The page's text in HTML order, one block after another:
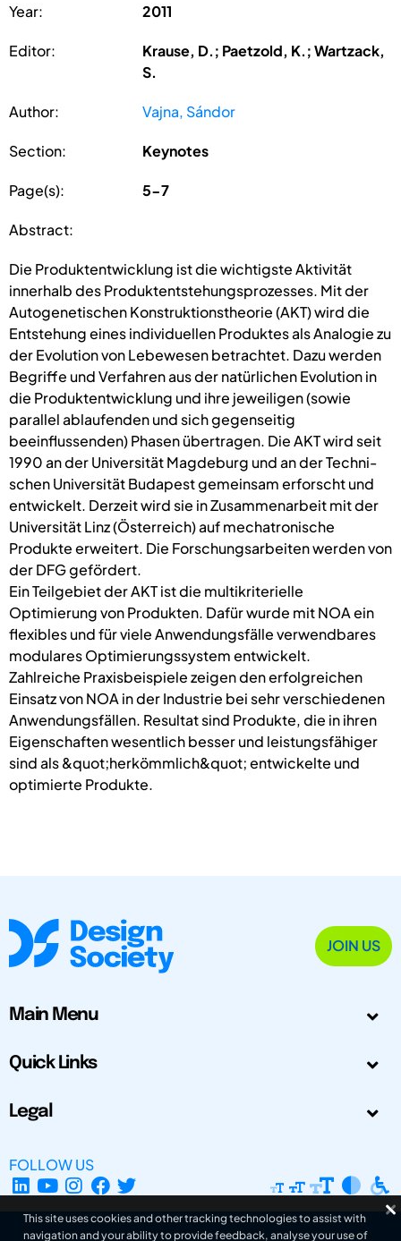
Year: 2011
Editor:
Krause, D.; Paetzold, K.; Wartzack,
S.
Author: Vajna, Sándor
Section: Keynotes
Page(s): 5-7
Abstract:
Die Produktentwicklung ist die wichtigste Aktivität
innerhalb des Produktentstehungsprozesses. Mit der
Autogenetischen Konstruktionstheorie (AKT) wird die
Entstehung eines individuellen Produktes als Analogie zu
der Evolution von Lebewesen betrachtet. Dazu werden
Begriffe und Verfahren aus der natürlichen Evolution in
die Produktentwicklung und ihre jeweiligen (sowie
parallel ablaufenden und sich gegenseitig
beeinflussenden) Phasen übertragen. Die AKT wird seit
1990 an der Universität Magdeburg und an der Techni-
schen Universität Budapest gemeinsam erforscht und
entwickelt. Derzeit wird sie in Zusammenarbeit mit der
Universität Linz (Österreich) auf mechatronische
Produkte erweitert. Die Forschungsarbeiten werden von
der DFG gefördert.
Ein Teilgebiet der AKT ist die multikriterielle
Optimierung von Produkten. Dafür wurde mit NOA ein
flexibles und für viele Anwendungsfälle verwendbares
modulares Optimierungssystem entwickelt.
Zahlreiche Praxisbeispiele zeigen den erfolgreichen
Einsatz von NOA in der Industrie bei sehr verschiedenen
Anwendungsfällen. Resultat sind Produkte, die in ihren
Eigenschaften wesentlich besser und leistungsfähiger
sind als &quot;herkömmlich&quot; entwickelte und
optimierte Produkte.
JOIN US
Main Menu
Quick Links
Legal
FOLLOW US
This site uses cookies and other tracking technologies to assist with
navigation and your ability to provide feedback, analyse your use of